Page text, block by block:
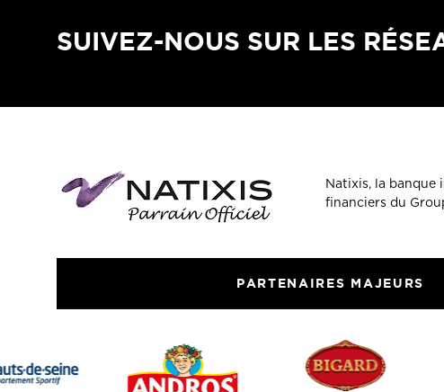
SUIVEZ-NOUS SUR LES
Natixis, la banque
financiers du
PARTENAIRES MAJEURS